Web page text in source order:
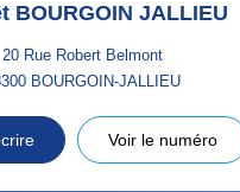
BOURGOIN JALLIEU
20 Rue Robert Belmont
BOURGOIN-JALLIEU
Voir le numéro